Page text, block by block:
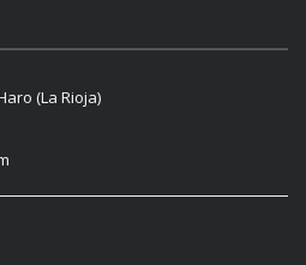
(La Rioja)